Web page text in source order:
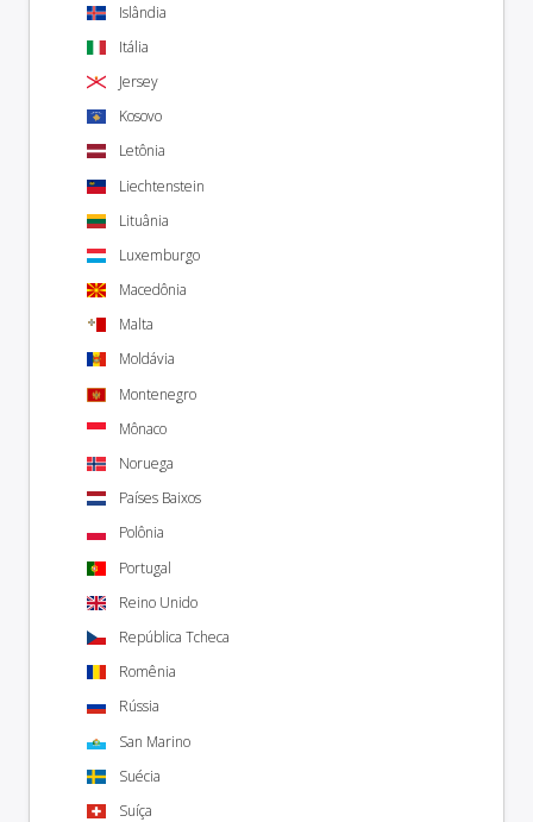
Islândia
Itália
Jersey
Kosovo
Letônia
Liechtenstein
Lituânia
Luxemburgo
Macedônia
Malta
Moldávia
Montenegro
Mônaco
Noruega
Países Baixos
Polônia
Portugal
Reino Unido
República Tcheca
Romênia
Rússia
San Marino
Suécia
Suíça